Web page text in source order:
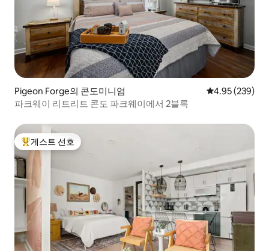
Pigeon Forge의 콘도미니엄 평점 4.95점(5
4.95 (239)
파크웨이 리트리트 콘도 파크웨이에서 2블록
상위 게스트 선호
게스트 선호